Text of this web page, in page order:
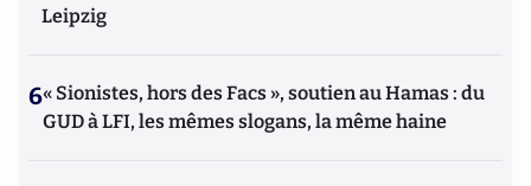
Leipzig
6« Sionistes, hors des Facs », soutien au Hamas : du
GUD à LFI, les mêmes slogans, la même haine